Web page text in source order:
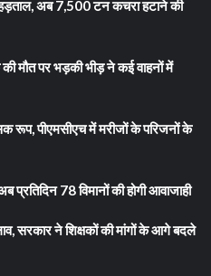
अब 7,500 टन कचरा हटाने की
मौत पर भड़की भीड़ ने कई वाहनों में
रूप, पीएमसीएच में मरीजों के परिजनों के
प्रतिदिन 78 विमानों की होगी आवाजाही
सरकार ने शिक्षकों की मांगों के आगे बदले